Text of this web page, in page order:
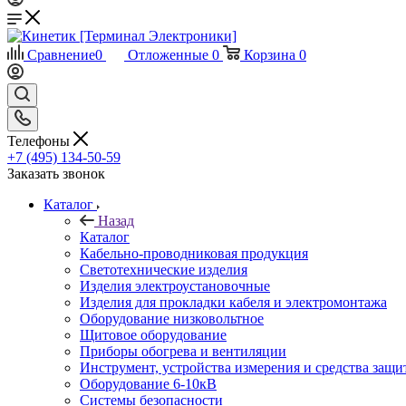
Сравнение0 Отложенные 0 Корзина 0
Телефоны
+7 (495) 134-50-59
Заказать звонок
Каталог
Назад
Каталог
Кабельно-проводниковая продукция
Светотехнические изделия
Изделия электроустановочные
Изделия для прокладки кабеля и электромонтажа
Оборудование низковольтное
Щитовое оборудование
Приборы обогрева и вентиляции
Инструмент, устройства измерения и средства
Оборудование 6-10кВ
Системы безопасности